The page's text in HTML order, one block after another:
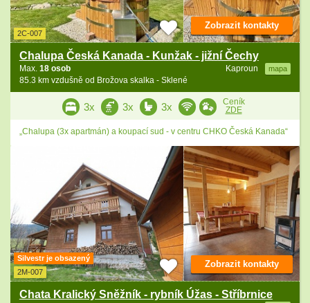
2C-007
Chalupa Česká Kanada - Kunžak - jižní Čechy
Kaproun mapa
Max. 18 osob
85.3 km vzdušně od Brožova skalka - Sklené
Zobrazit kontakty
3x 3x 3x
Ceník
ZDE
„Chalupa (3x apartmán) a koupací sud - v centru CHKO Česká Kanada“
Silvestr je obsazený
2M-007
Chata Kralický Sněžník - rybník Úžas - Stříbrnice
Zobrazit kontakty